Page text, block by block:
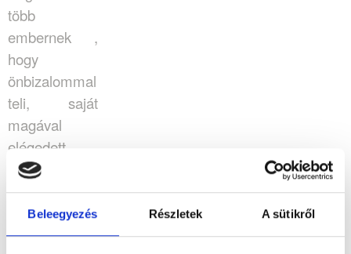
Beleegyezés Részletek A sütikről
több
embernek ,
hogy
önbizalommal
teli, saját
magával
elégedett,
jobb fizikai
állapotú,
boldogabb,
örömteli